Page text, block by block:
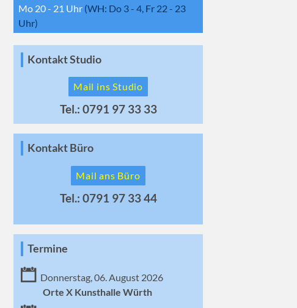
Mo 20 - 21 Uhr (WH: Do 3 - 4, Fr 22 - 23
Uhr)
Kontakt Studio
Mail ins Studio
Tel.: 0791 97 33 33
Kontakt Büro
Mail ans Büro
Tel.: 0791 97 33 44
Termine
Donnerstag, 06. August 2026
Orte X Kunsthalle Würth